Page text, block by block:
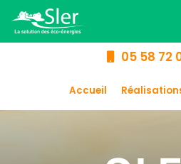
au
contenu
principal
05 58 72
Accueil
Chauffage